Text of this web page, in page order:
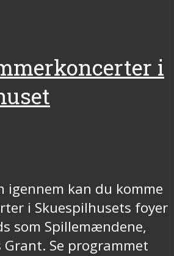
i
igennem kan du komme
i Skuespilhusets foyer
som Spillemændene,
Grant. Se programmet